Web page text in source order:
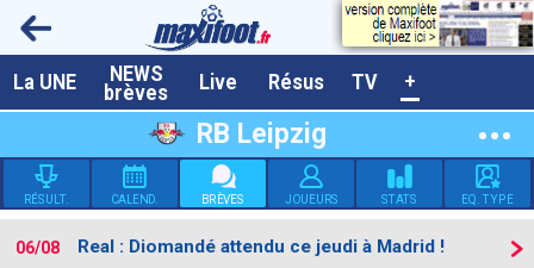
La UNE NEWS
brèves Live Résus TV +
RB Leipzig
RÉSULT. CALEND. BRÈVES JOUEURS STATS EQ. TYPE
06/08 Real : Diomandé attendu ce jeudi à Madrid !
A la UNE
Live / Matchs en direct
Résultats et Classements
Class. buteurs européens